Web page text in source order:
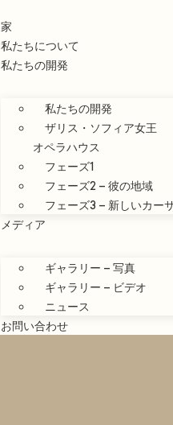
家
私たちについて
私たちの開発
私たちの開発
ザリス・ソフィア女王
オペラハウス
フェーズ1
フェーズ2 – 彼の地域
フェーズ3 – 新しいカー
メディア
ギャラリー – 写真
ギャラリー – ビデオ
ニュース
お問い合わせ